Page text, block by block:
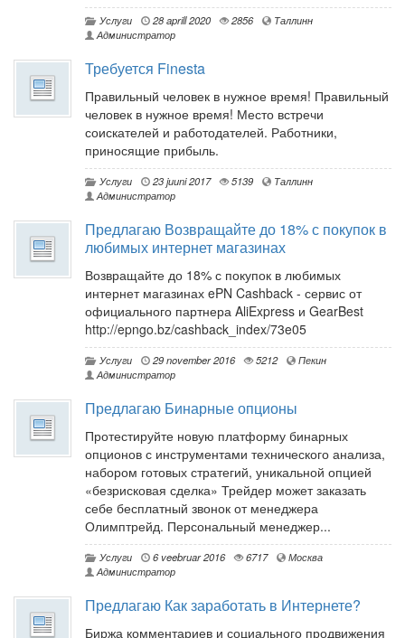
Услуги 28 aprill 2020 2856
Таллинн
Администратор
Требуется Finesta
Правильный человек в нужное время! Правильный
человек в нужное время! Место встречи
соискателей и работодателей. Работники,
приносящие прибыль.
Услуги 23 juuni 2017 5139
Таллинн
Администратор
Предлагаю Возвращайте до 18% с покупок в
любимых интернет магазинах
Возвращайте до 18% с покупок в любимых
интернет магазинах ePN Cashback - сервис от
официального партнера AliExpress и GearBest
http://epngo.bz/cashback_index/73e05
Услуги 29 november 2016 5212
Пекин
Администратор
Предлагаю Бинарные опционы
Протестируйте новую платформу бинарных
опционов с инструментами технического анализа,
набором готовых стратегий, уникальной опцией
«безрисковая сделка» Трейдер может заказать
себе бесплатный звонок от менеджера
Олимптрейд. Персональный менеджер...
Услуги 6 veebruar 2016 6717
Москва
Администратор
Предлагаю Как заработать в Интернете?
Биржа комментариев и социального продвижения